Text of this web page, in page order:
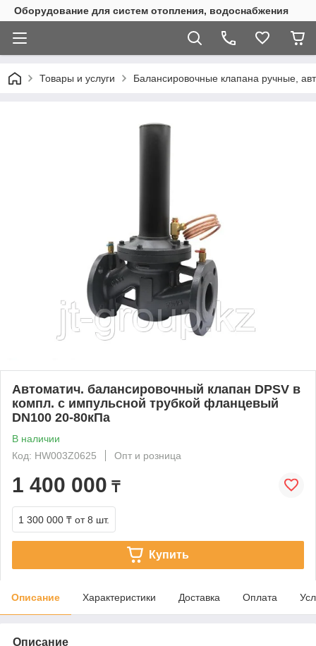
Оборудование для систем отопления, водоснабжения
Товары и услуги Балансировочные клапана ручные,
Автоматич. балансировочный клапан DPSV в
компл. с импульсной трубкой фланцевый
DN100 20-80кПа
В наличии
Код: HW003Z0625
Опт и розница
1 400 000 ₸
1 300 000 ₸ от 8 шт.
Купить
Описание Характеристики Доставка Оплата
Описание